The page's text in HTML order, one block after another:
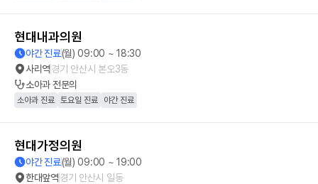
현대내과의원
야간 진료(월) 09:00 ~ 18:30
사리역경기 안산시 본오3동
소아과전문의
소아과 진료 토요일 진료 야간 진료
현대가정의원
야간 진료(월) 09:00 ~ 19:00
한대앞역경기 안산시 일동